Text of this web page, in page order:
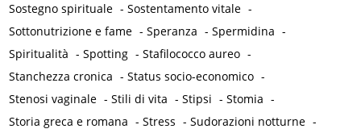
Sostegno spirituale -Sostentamento vitale -
Sottonutrizione e fame -Speranza -Spermidina -
Spiritualità -Spotting -Stafilococco aureo -
Stanchezza cronica -Status socio-economico -
Stenosi vaginale -Stili di vita -Stipsi -Stomia -
Storia greca e romana -Stress -Sudorazioni notturne -